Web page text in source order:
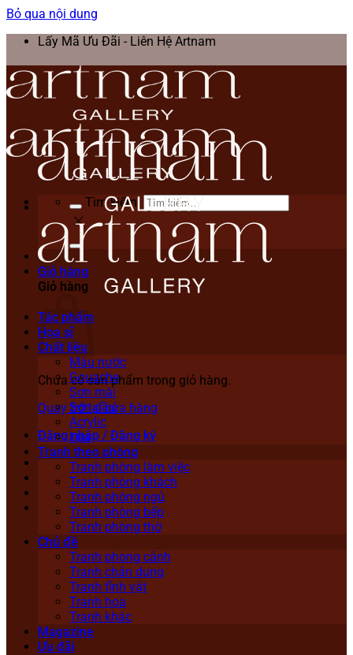
Bỏ qua nội dung
Lấy Mã Ưu Đãi - Liên Hệ Artnam
Tìm kiếm:
Giỏ hàng
Giỏ hàng
Chưa có sản phẩm trong giỏ hàng.
Quay trở lại cửa hàng
Đăng nhập / Đăng ký
Tác phẩm
Họa sĩ
Chất liệu
Màu nước
Gouache
Sơn mài
Sơn dầu
Acrylic
Lụa
Tranh theo phòng
Tranh phòng làm việc
Tranh phòng khách
Tranh phòng ngủ
Tranh phòng bếp
Tranh phòng thờ
Chủ đề
Tranh phong cảnh
Tranh chân dung
Tranh tĩnh vật
Tranh hoa
Tranh khác
Magazine
Ưu đãi